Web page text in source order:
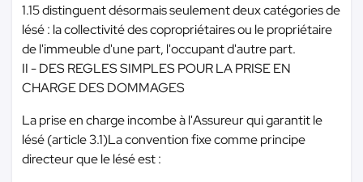
1.15 distinguent désormais seulement deux catégories de
lésé : la collectivité des copropriétaires ou le propriétaire
de l'immeuble d'une part, l'occupant d'autre part.
II - DES REGLES SIMPLES POUR LA PRISE EN
CHARGE DES DOMMAGES
La prise en charge incombe à l'Assureur qui garantit le
lésé (article 3.1)La convention fixe comme principe
directeur que le lésé est :